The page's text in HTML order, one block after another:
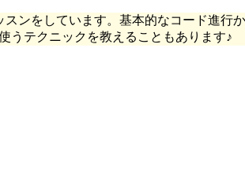
スンをしています。基本的なコード進行
うテクニックを教えることもあります♪